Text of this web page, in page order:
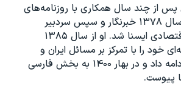
پس از چند سال همکاری با روزنامه‌های
مختلف، در سال ۱۳۷۸ خبرنگار و سپس سردبیر
پارلمانی و اقتصادی ایسنا شد. او از سال ۱۳۸۵
خود را با تمرکز بر مسائل ایران و
حقوق بشر ادامه داد و در بهار ۱۴۰۰ به بخش فارسی
پیوست.